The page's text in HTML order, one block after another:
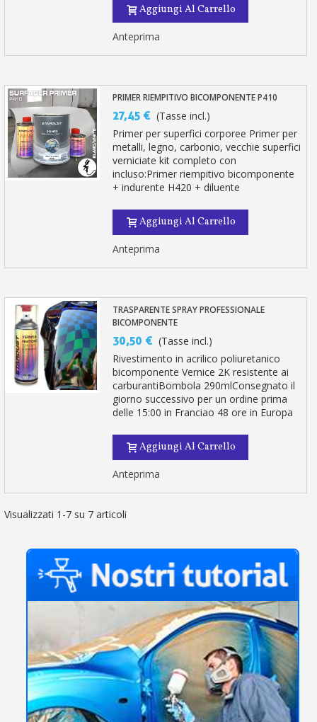
Aggiungi Al Carrello
Anteprima
PRIMER RIEMPITIVO BICOMPONENTE P410
27,45 € (Tasse incl.)
Primer per superfici corporee Primer per
metalli, legno, carbonio, vecchie superfici
verniciate kit completo con
incluso:Primer riempitivo bicomponente
+ indurente H420 + diluente
Aggiungi Al Carrello
Anteprima
TRASPARENTE SPRAY PROFESSIONALE
BICOMPONENTE
30,50 € (Tasse incl.)
Rivestimento in acrilico poliuretanico
bicomponente Vernice 2K resistente ai
carburantiBombola 290mlConsegnato il
giorno successivo per un ordine prima
delle 15:00 in Franciao 48 ore in Europa
Aggiungi Al Carrello
Anteprima
Visualizzati 1-7 su 7 articoli